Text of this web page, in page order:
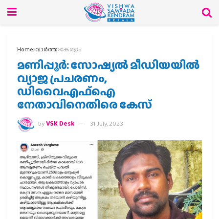
Home വാര്‍ത്ത കേരളം
മണിപ്പൂർ: സോഷ്യൽ മീഡിയയിൽ
വ്യാജ പ്രചരണം,
ഡിവൈഎഫ്‌ഐ
നേതാവിനെതിരെ കേസ്
byVSK Desk 31 July, 2023